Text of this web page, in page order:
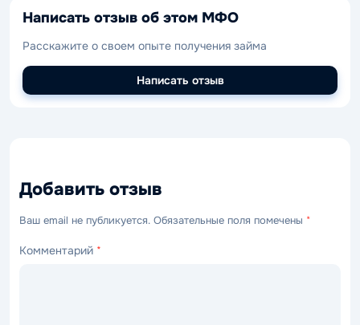
Написать отзыв об этом МФО
Расскажите о своем опыте получения займа
Написать отзыв
Добавить отзыв
Ваш email не публикуется. Обязательные поля помечены *
Комментарий *